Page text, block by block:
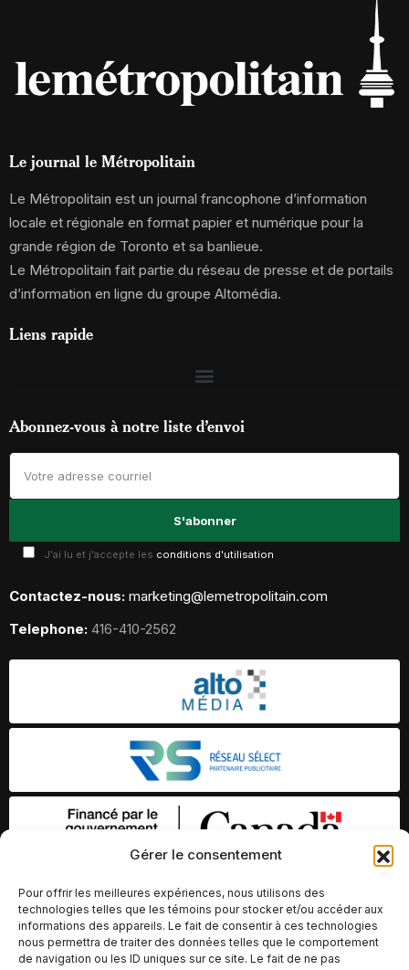
Gérer le consentement
Pour offrir les meilleures expériences, nous utilisons des
technologies telles que les témoins pour stocker et/ou accéder aux
informations des appareils. Le fait de consentir à ces technologies
nous permettra de traiter des données telles que le comportement
de navigation ou les ID uniques sur ce site. Le fait de ne pas
Le journal le Métropolitain
Le Métropolitain est un journal francophone d’information
locale et régionale en format papier et numérique pour la
grande région de Toronto et sa banlieue.
Le Métropolitain fait partie du réseau de presse et de portails
d’information en ligne du groupe Altomédia.
Liens rapide
Abonnez-vous à notre liste d’envoi
J'ai lu et j'accepte les conditions d'utilisation
Contactez-nous: marketing@lemetropolitain.com
Telephone: 416-410-2562